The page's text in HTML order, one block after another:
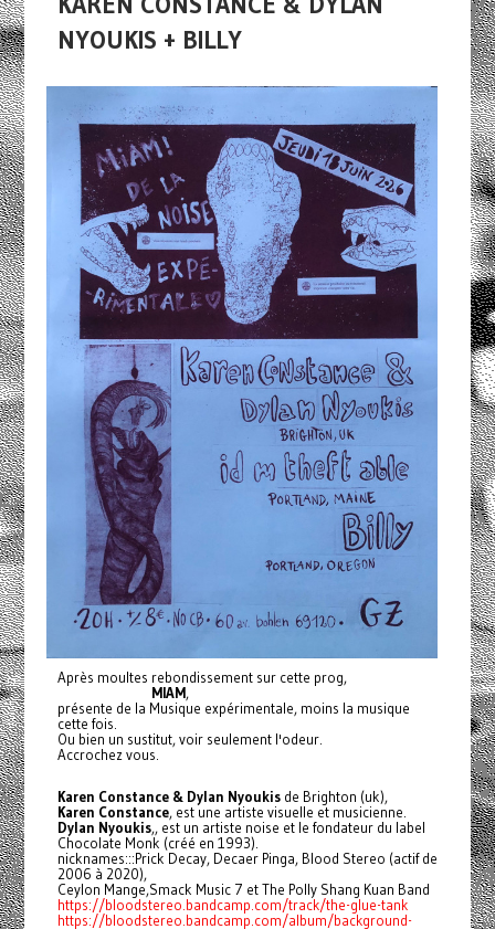
NYOUKIS + BILLY
Après moultes rebondissement sur cette prog,
MIAM,
présente de la Musique expérimentale, moins la musique
cette fois.
Ou bien un sustitut, voir seulement l'odeur.
Accrochez vous.
Karen Constance & Dylan Nyoukisde Brighton (uk),
Karen Constance, est une artiste visuelle et musicienne.
Dylan Nyoukis,, est un artiste noise et le fondateur du label
Chocolate Monk (créé en 1993).
nicknames:::Prick Decay, Decaer Pinga, Blood Stereo (actif de
2006 à 2020),
Ceylon Mange,Smack Music 7 et The Polly Shang Kuan Band
https://bloodstereo.bandcamp.com/track/the-glue-tank
https://bloodstereo.bandcamp.com/album/background-